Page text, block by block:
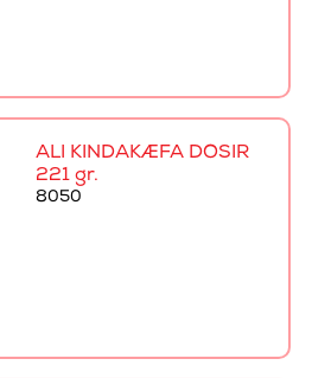
ALI KINDAKÆFA DÓSIR
221 gr.
8050